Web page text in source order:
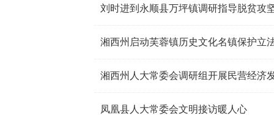
刘时进到永顺县万坪镇调研指导脱贫攻
湘西州启动芙蓉镇历史文化名镇保护立
湘西州人大常委会调研组开展民营经济
凤凰县人大常委会文明接访暖人心